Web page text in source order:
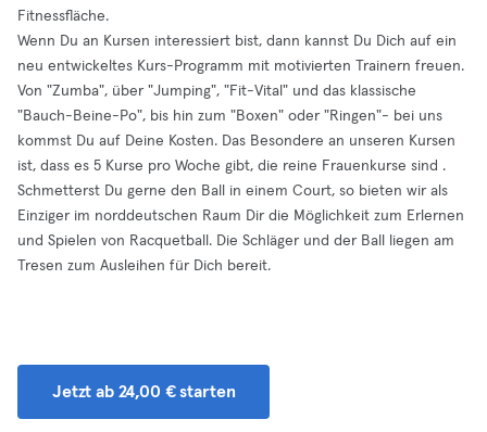
Fitnessfläche.
Wenn Du an Kursen interessiert bist, dann kannst Du Dich auf ein
neu entwickeltes Kurs-Programm mit motivierten Trainern freuen.
Von "Zumba", über "Jumping", "Fit-Vital" und das klassische
"Bauch-Beine-Po", bis hin zum "Boxen" oder "Ringen"- bei uns
kommst Du auf Deine Kosten. Das Besondere an unseren Kursen
ist, dass es 5 Kurse pro Woche gibt, die reine Frauenkurse sind .
Schmetterst Du gerne den Ball in einem Court, so bieten wir als
Einziger im norddeutschen Raum Dir die Möglichkeit zum Erlernen
und Spielen von Racquetball. Die Schläger und der Ball liegen am
Tresen zum Ausleihen für Dich bereit.
Jetzt ab 24,00 € starten